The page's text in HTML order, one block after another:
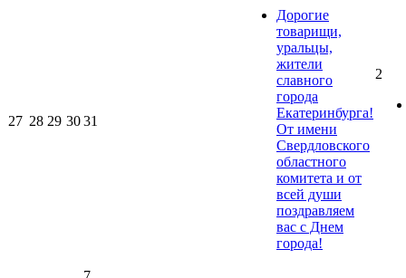
27 28 29 3031
Дорогие
товарищи,
уральцы,
жители
славного
города
Екатеринбурга!
От имени
Свердловского
областного
комитета и от
всей души
поздравляем
вас с Днем
города!
2